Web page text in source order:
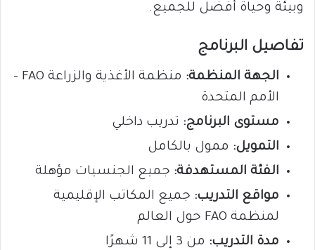
وبيئة وحياة أفضل للجميع.
تفاصيل البرنامج
الجهة المنظمة:
منظمة الأغذية والزراعة FAO –
الأمم المتحدة
مستوى البرنامج: تدريب داخلي
التمويل: ممول بالكامل
الفئة المستهدفة: جميع الجنسيات مؤهلة
مواقع التدريب: جميع المكاتب الإقليمية
لمنظمة FAO حول العالم
مدة التدريب: من 3 إلى 11 شهرًا